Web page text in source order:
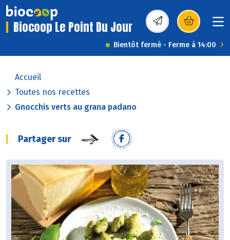
Biocoop Le Point Du Jour (s’ouvre dans une
Bientôt fermé - Ferme à 14:00
Accueil
Toutes nos recettes
Gnocchis verts au grana padano
Partager sur